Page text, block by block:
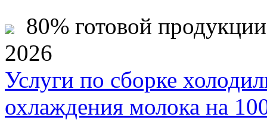
80% готовой
2026
Услуги по сборке
охлаждения молока на